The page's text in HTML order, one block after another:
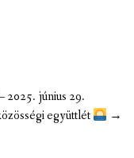
2025. június 29.
együttlét
→